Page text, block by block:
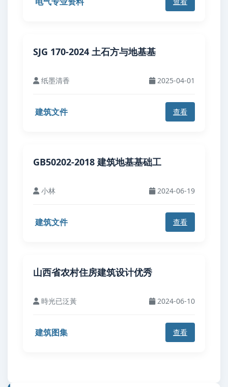
SJG 170-2024 土石方与地基基
纸墨清香 2025-04-01
建筑文件 查看
GB50202-2018 建筑地基基础工
小林 2024-06-19
建筑文件 查看
山西省农村住房建筑设计优秀
時光已泛黃 2024-06-10
建筑图集 查看